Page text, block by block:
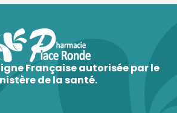
Française autorisée par le
de la santé.